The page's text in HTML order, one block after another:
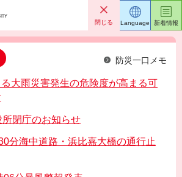
閉じる
防災一口メモ
大雨災害発生の危険度が高まる可
所閉庁のお知らせ
分海中道路・浜比嘉大橋の通行止
Language 新着情報